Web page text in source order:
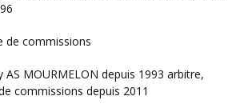
de commissions
commissions depuis 2011